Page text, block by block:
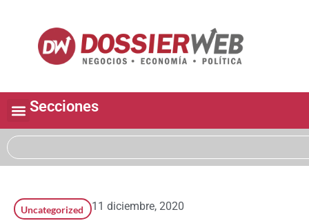
Secciones
Uncategorized 11 diciembre, 2020